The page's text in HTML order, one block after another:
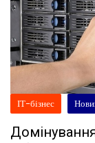
ІТ-бізнес